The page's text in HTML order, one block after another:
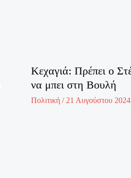
Κεχαγιά: Πρέπει ο
να μπει στη Βουλή
Πολιτική / 21 Αυγούστου 2024